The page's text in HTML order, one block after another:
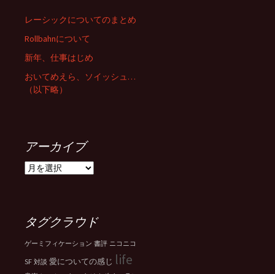
レーシックについてのまとめ
Rollbahnについて
新年、仕事はじめ
おいてめえら、ソイッシュ…
（以下略）
アーカイブ
ア
ブ
タグクラウド
ゲーミフィケーション 書評 ニコニコ
SF 対談 愛についての感じ life